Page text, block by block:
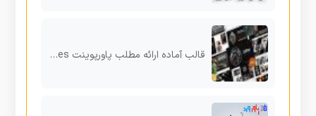
قالب آماده ارائه مطلب پاورپوینت Coiffeur – Barbershop Powerpoint Templates